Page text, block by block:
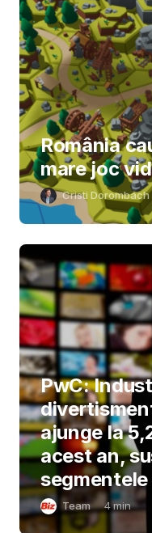
România
mare joc
Cristi Dorombach
PwC:
ajunge la
acest an,
Team 4min